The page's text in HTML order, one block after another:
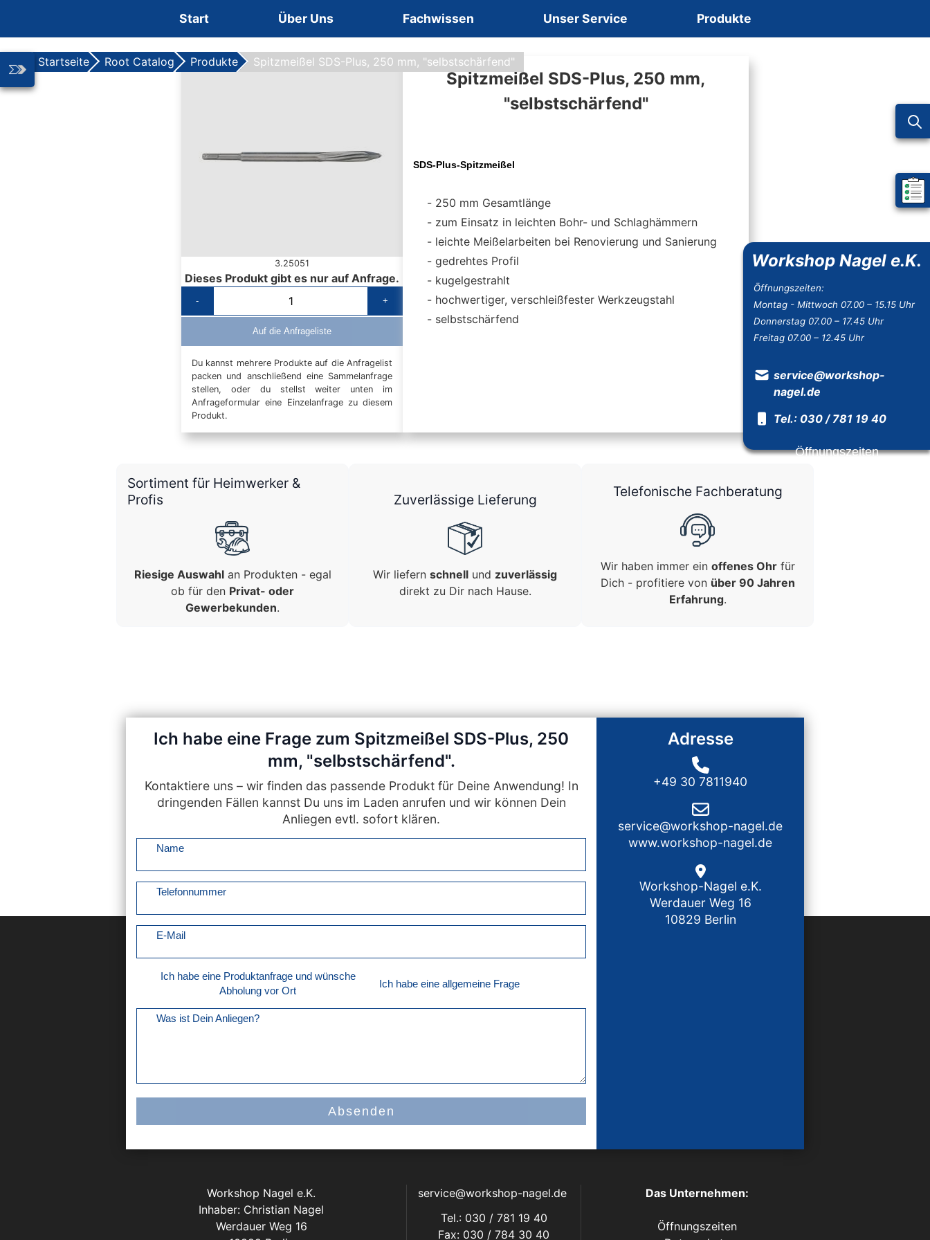
Start Über Uns Fachwissen Unser Service Produkte
Startseite Root Catalog Produkte Spitzmeißel SDS-Plus, 250 mm, "selbstschärfend"
Mein
Workshop Nagel e.K.
Öffnungszeiten:
Montag - Mittwoch 07.00 – 15.15 Uhr
Donnerstag 07.00 – 17.45 Uhr
Freitag 07.00 – 12.45 Uhr
service@workshop-
nagel.de
Tel.: 030 / 781 19 40
Öffnungszeiten
3.25051
Dieses Produkt gibt es nur auf Anfrage.
- +
Auf die Anfrageliste
Du kannst mehrere Produkte auf die Anfragelist
packen und anschließend eine Sammelanfrage
stellen, oder du stellst weiter unten im
Anfrageformular eine Einzelanfrage zu diesem
Produkt.
Spitzmeißel SDS-Plus, 250 mm,
"selbstschärfend"
SDS-Plus-Spitzmeißel
250 mm Gesamtlänge
zum Einsatz in leichten Bohr- und Schlaghämmern
leichte Meißelarbeiten bei Renovierung und Sanierung
gedrehtes Profil
kugelgestrahlt
hochwertiger, verschleißfester Werkzeugstahl
selbstschärfend
Sortiment für Heimwerker &
Profis
Riesige Auswahlan Produkten - egal
ob für den Privat- oder
Gewerbekunden.
Zuverlässige Lieferung
Wir liefern schnell und zuverlässig
direkt zu Dir nach Hause.
Telefonische Fachberatung
Wir haben immer ein offenes Ohrfür
Dich - profitiere von über 90 Jahren
Erfahrung.
Ich habe eine Frage zum Spitzmeißel SDS-Plus, 250
mm, "selbstschärfend".
Kontaktiere uns – wir finden das passende Produkt für Deine Anwendung! In
dringenden Fällen kannst Du uns im Laden anrufen und wir können Dein
Anliegen evtl. sofort klären.
Name
Telefonnummer
E-Mail
Ich habe eine Produktanfrage und wünsche
Abholung vor Ort
Ich habe eine allgemeine Frage
Was ist Dein Anliegen?
Absenden
Adresse
+49 30 7811940
service@workshop-nagel.de
www.workshop-nagel.de
Workshop-Nagel e.K.
Werdauer Weg 16
10829 Berlin
Workshop Nagel e.K.
Inhaber: Christian Nagel
Werdauer Weg 16
service@workshop-nagel.de
Tel.: 030 / 781 19 40
Fax: 030 / 784 30 40
Das Unternehmen:
Öffnungszeiten